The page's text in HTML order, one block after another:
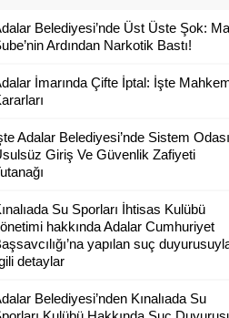
Belediyesi’nde Üst Üste Şok:
Ardından Narkotik Bastı!
İmarında Çifte İptal: İşte
Adalar Belediyesi’nde Sistem
Giriş Ve Güvenlik Zafiyeti
Su Sporları İhtisas Kulübü
hakkında Adalar Cumhuriyet
yapılan suç
detaylar
Belediyesi’nden Kınalıada Su